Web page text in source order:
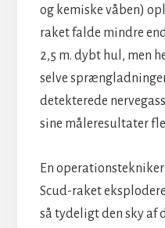
og kemiske våben)
raket falde mindre
2,5 m. dybt hul, men
selve
detekterede
sine måleresultater
En
Scud-raket
så tydeligt den sky af